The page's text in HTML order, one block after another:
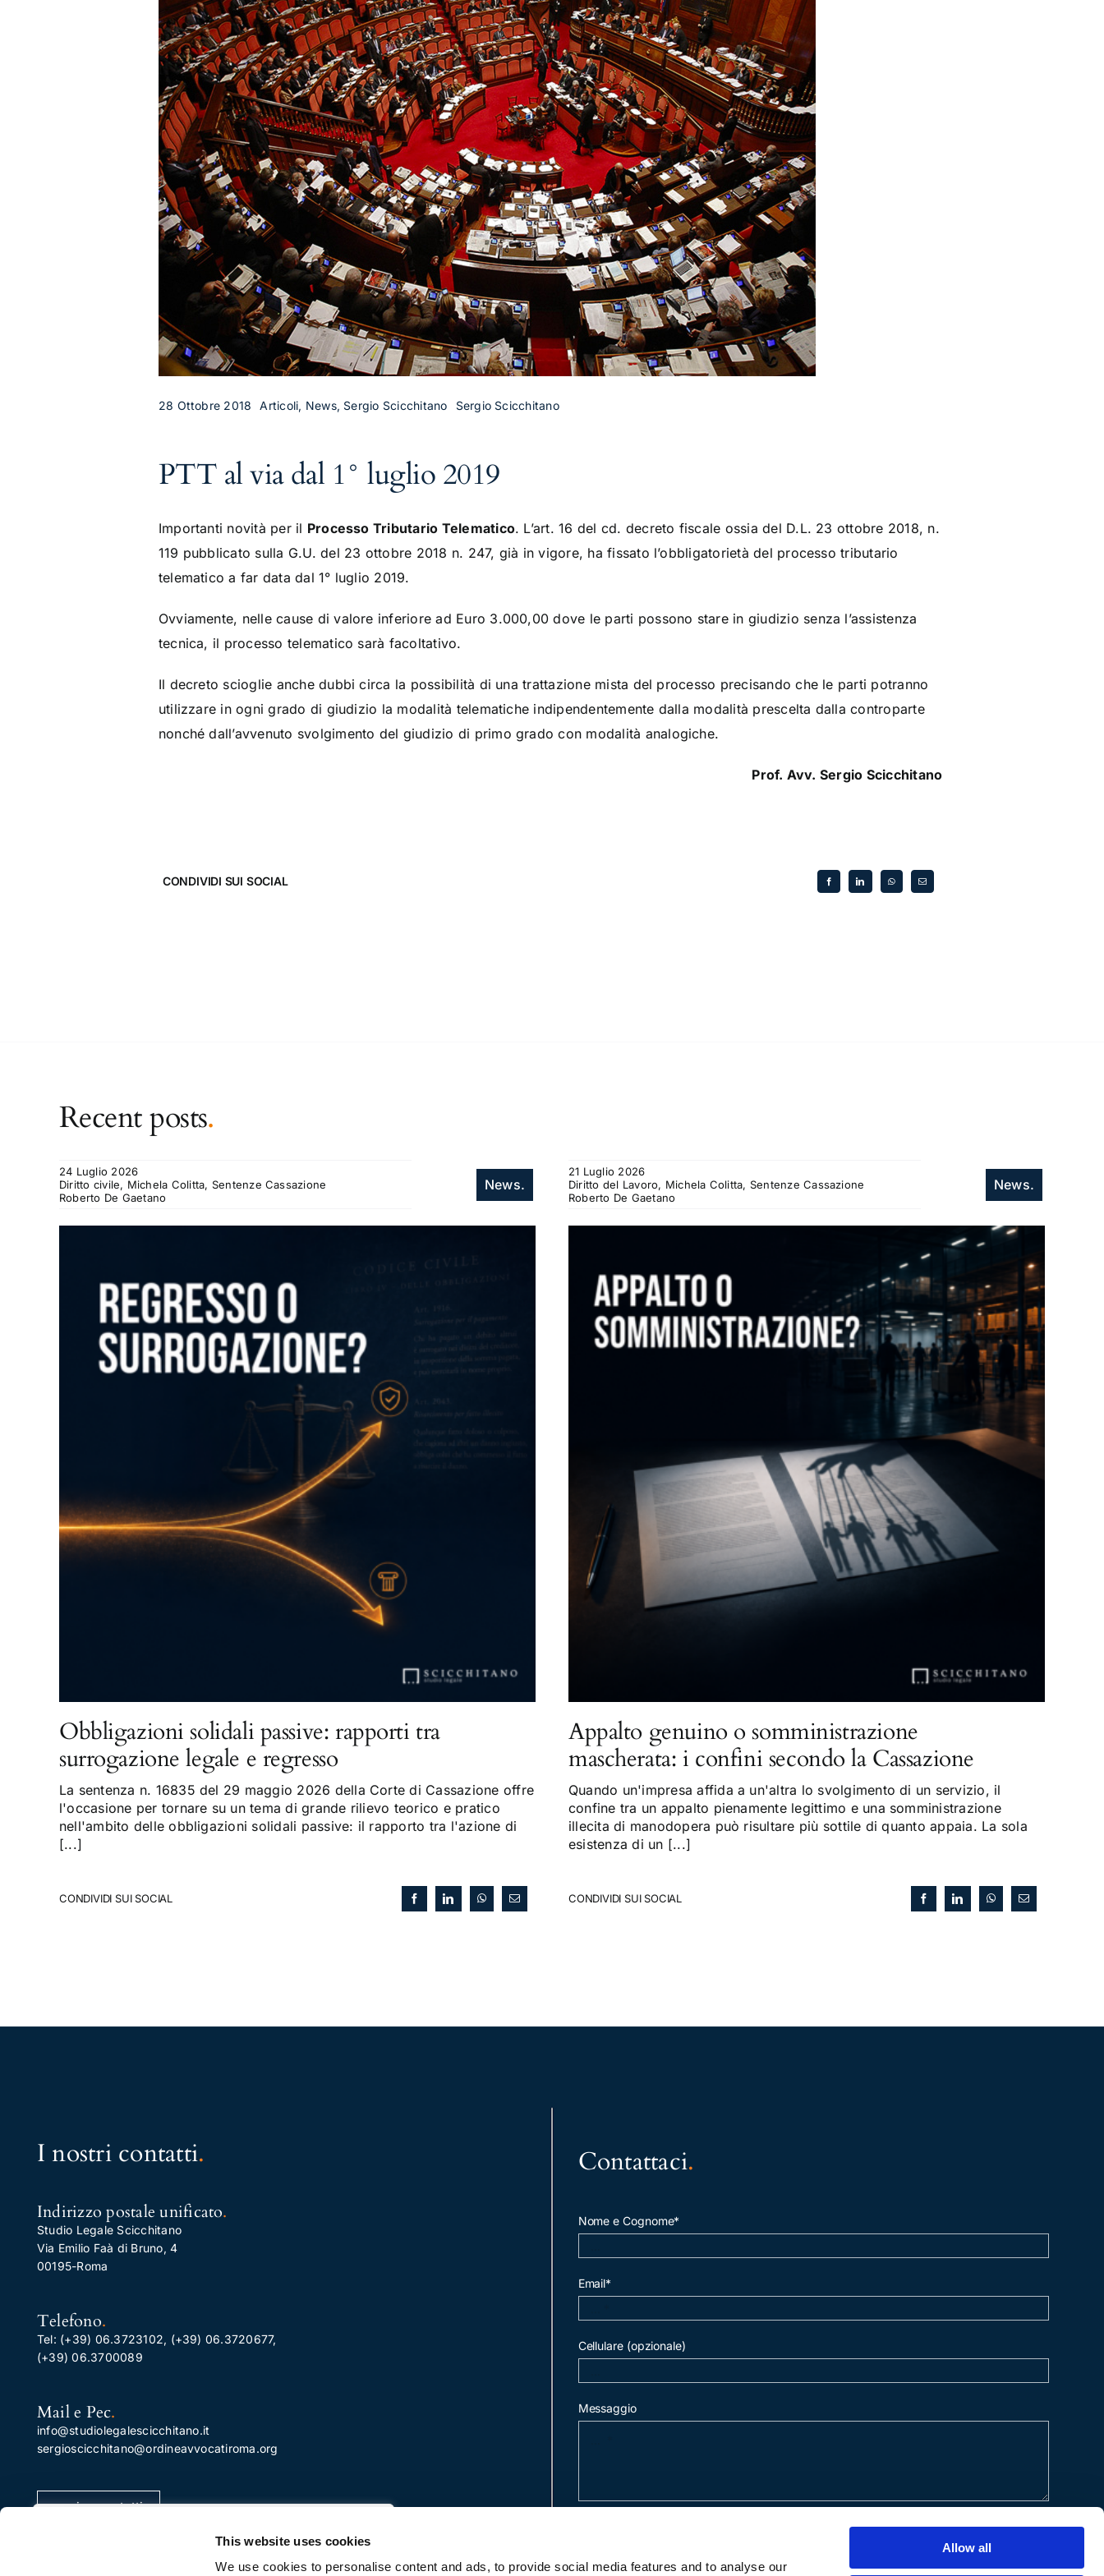
This website uses cookies
We use cookies to personalise content and ads, to provide social media features and to analyse our
Allow all
Utilizziamo i cookie per migliorare la tua esperienza di
28 Ottobre 2018 Articoli, News, Sergio Scicchitano Sergio Scicchitano
PTT al via dal 1° luglio 2019
Importanti novità per il Processo Tributario Telematico. L’art. 16 del cd. decreto fiscale ossia del D.L. 23 ottobre 2018, n.
119 pubblicato sulla G.U. del 23 ottobre 2018 n. 247, già in vigore, ha fissato l’obbligatorietà del processo tributario
telematico a far data dal 1° luglio 2019.
Ovviamente, nelle cause di valore inferiore ad Euro 3.000,00 dove le parti possono stare in giudizio senza l’assistenza
tecnica, il processo telematico sarà facoltativo.
Il decreto scioglie anche dubbi circa la possibilità di una trattazione mista del processo precisando che le parti potranno
utilizzare in ogni grado di giudizio la modalità telematiche indipendentemente dalla modalità prescelta dalla controparte
nonché dall’avvenuto svolgimento del giudizio di primo grado con modalità analogiche.
Prof. Avv. Sergio Scicchitano
CONDIVIDI SUI SOCIAL
Recent posts.
24 Luglio 2026
Diritto civile, Michela Colitta, Sentenze Cassazione
Roberto De Gaetano
News.
Obbligazioni solidali passive: rapporti tra
surrogazione legale e regresso
La sentenza n. 16835 del 29 maggio 2026 della Corte di Cassazione offre
l'occasione per tornare su un tema di grande rilievo teorico e pratico
nell'ambito delle obbligazioni solidali passive: il rapporto tra l'azione di
[...]
CONDIVIDI SUI SOCIAL
21 Luglio 2026
Diritto del Lavoro, Michela Colitta, Sentenze Cassazione
Roberto De Gaetano
News.
Appalto genuino o somministrazione
mascherata: i confini secondo la Cassazione
Quando un'impresa affida a un'altra lo svolgimento di un servizio, il
confine tra un appalto pienamente legittimo e una somministrazione
illecita di manodopera può risultare più sottile di quanto appaia. La sola
esistenza di un [...]
CONDIVIDI SUI SOCIAL
I nostri contatti.
Indirizzo postale unificato.
Studio Legale Scicchitano
Via Emilio Faà di Bruno, 4
00195-Roma
Telefono.
Tel: (+39) 06.3723102, (+39) 06.3720677,
(+39) 06.3700089
Mail e Pec.
info@studiolegalescicchitano.it
sergioscicchitano@ordineavvocatiroma.org
pagina contatti
Contattaci.
Nome e Cognome*
Email*
Cellulare (opzionale)
Messaggio